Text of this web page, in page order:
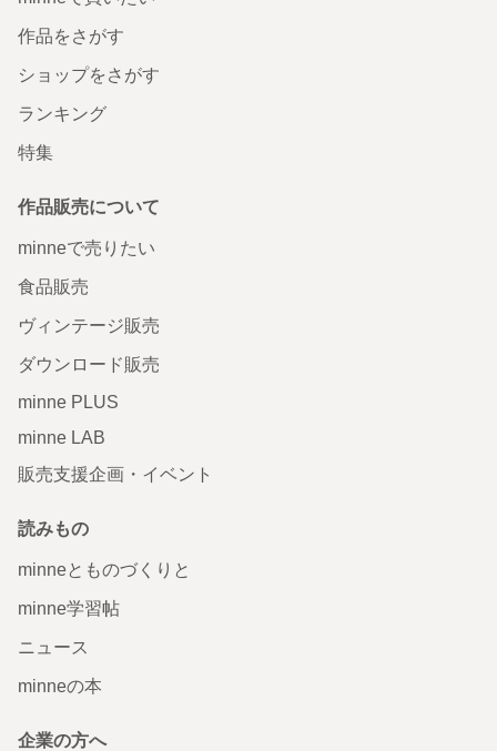
作品をさがす
ショップをさがす
ランキング
特集
作品販売について
minneで売りたい
食品販売
ヴィンテージ販売
ダウンロード販売
minne PLUS
minne LAB
販売支援企画・イベント
読みもの
minneとものづくりと
minne学習帖
ニュース
minneの本
企業の方へ